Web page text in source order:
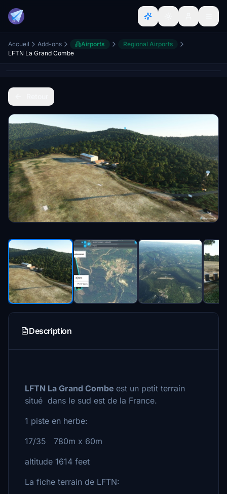
Accueil Add-ons Airports
Regional Airports
LFTN La Grand Combe
Description
LFTN La Grand Combe est un petit terrain
situé dans le sud est de la France.
1 piste en herbe:
17/35 780m x 60m
altitude 1614 feet
La fiche terrain de LFTN: